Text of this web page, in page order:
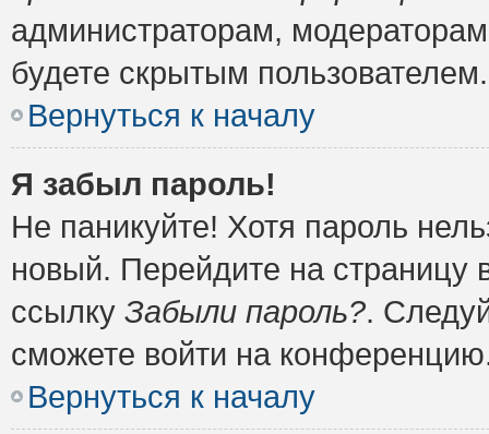
администраторам,
будете скрытым пользователем.
Вернуться к началу
Я забыл пароль!
Не паникуйте! Хотя пароль
новый. Перейдите на
ссылку Забыли пароль?.
сможете войти на
Вернуться к началу